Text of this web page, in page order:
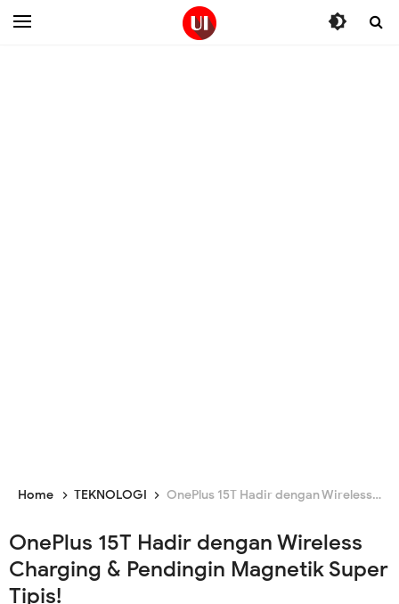
Home TEKNOLOGI OnePlus 15T Hadir dengan Wireless Charging & Pendingin Magnetik Super Tipis!
OnePlus 15T Hadir dengan Wireless
Charging & Pendingin Magnetik Super
Tipis!